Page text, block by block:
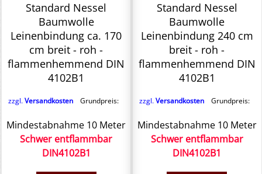
Standard Nessel
Baumwolle
Leinenbindung ca. 170
cm breit - roh -
flammenhemmend DIN
4102B1
zzgl.Versandkosten Grundpreis:
Mindestabnahme 10 Meter
Schwer entflammbar
DIN4102B1
Standard Nessel
Baumwolle
Leinenbindung 240 cm
breit - roh -
flammenhemmend DIN
4102B1
zzgl.Versandkosten Grundpreis:
Mindestabnahme 10 Meter
Schwer entflammbar
DIN4102B1